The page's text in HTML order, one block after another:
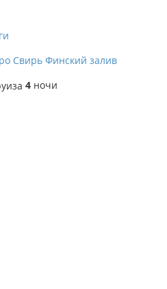
Свирь Финский залив
4 ночи